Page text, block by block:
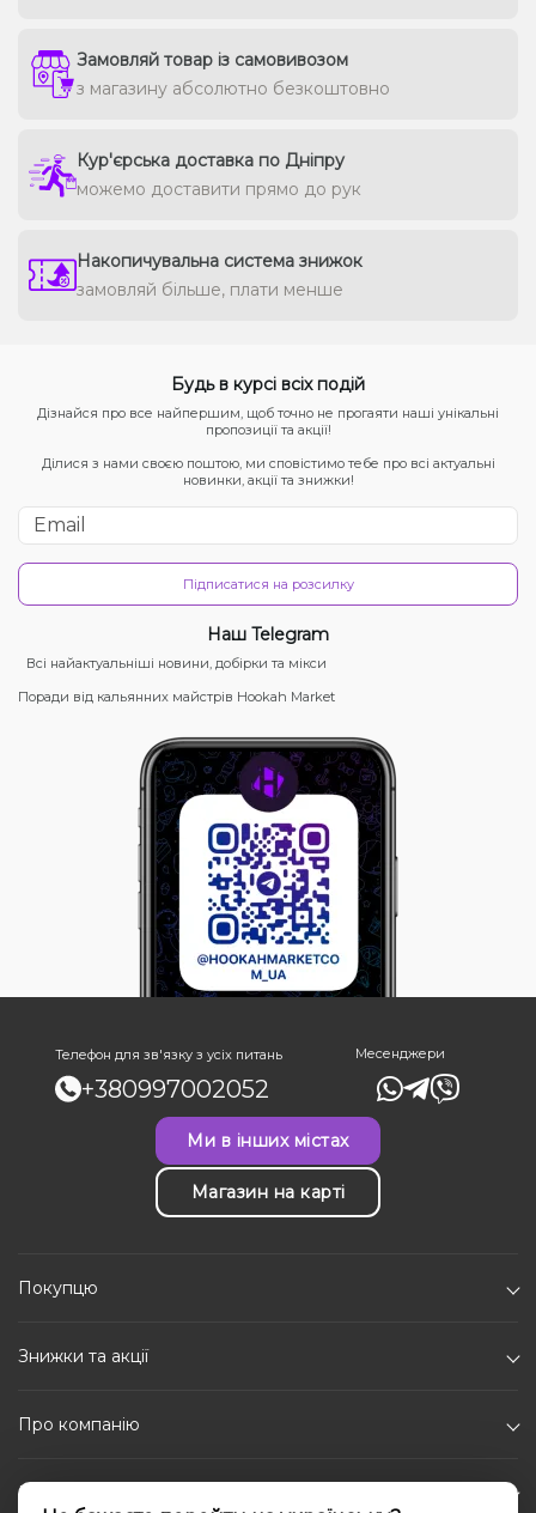
Замовляй товар із самовивозом
з магазину абсолютно безкоштовно
Кур'єрська доставка по Дніпру
можемо доставити прямо до рук
Накопичувальна система знижок
замовляй більше, плати менше
Будь в курсі всіх подій
Дізнайся про все найпершим, щоб точно не прогаяти наші унікальні
пропозиції та акції!
Ділися з нами своєю поштою, ми сповістимо тебе про всі актуальні
новинки, акції та знижки!
Підписатися на розсилку
Наш Telegram
Всі найактуальніші новини, добірки та мікси
Поради від кальянних майстрів Hookah Market
Телефон для зв'язку з усіх питань
+380997002052
Месенджери
Ми в інших містах
Магазин на карті
Покупцю
Знижки та акції
Про компанію
Каталог